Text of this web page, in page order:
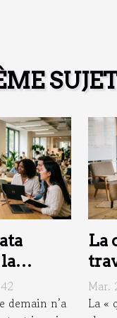
des
demain n’a
La
Mar.
La «